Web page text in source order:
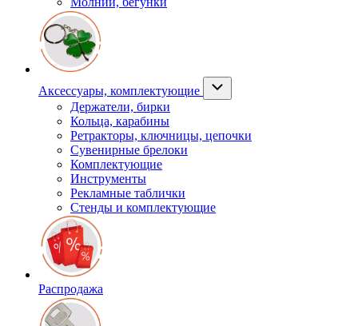
Аксессуары, комплектующие
Держатели, бирки
Кольца, карабины
Ретракторы, ключницы, цепочки
Сувенирные брелоки
Комплектующие
Инструменты
Рекламные таблички
Стенды и комплектующие
Распродажа